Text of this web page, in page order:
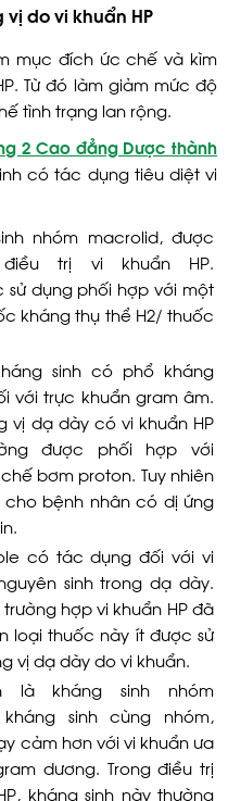
do vi khuẩn HP
mục đích ức chế và kìm
Từ đó làm giảm mức độ
tình trạng lan rộng.
2 Cao đẳng Dược thành
có tác dụng tiêu diệt vi
nhóm macrolid, được
trị vi khuẩn HP.
dụng phối hợp với một
kháng thụ thể H2/ thuốc
sinh có phổ kháng
với trực khuẩn gram âm.
vị dạ dày có vi khuẩn HP
được phối hợp với
bơm proton. Tuy nhiên
bệnh nhân có dị ứng
có tác dụng đối với vi
sinh trong dạ dày.
hợp vi khuẩn HP đã
loại thuốc này ít được sử
vị dạ dày do vi khuẩn.
là kháng sinh nhóm
sinh cùng nhóm,
cảm hơn với vi khuẩn ưa
dương. Trong điều trị
kháng sinh này thường